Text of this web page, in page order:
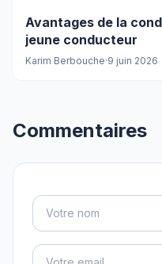
Avantages de la
jeune conducteur
Karim Berbouche·9 juin 2026
Commentaires